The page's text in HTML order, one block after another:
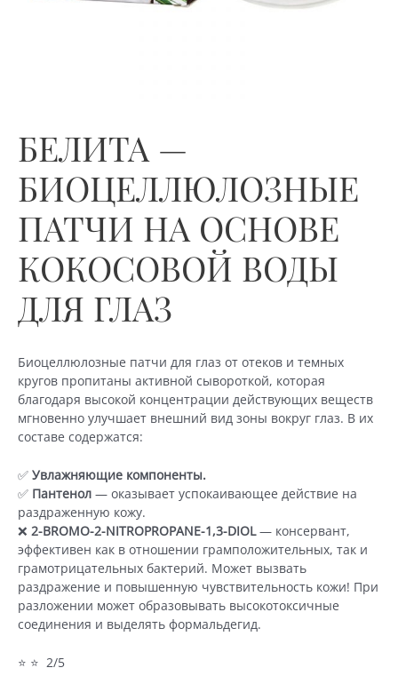
БЕЛИТА —
БИОЦЕЛЛЮЛОЗНЫЕ
ПАТЧИ НА ОСНОВЕ
КОКОСОВОЙ ВОДЫ
ДЛЯ ГЛАЗ
Биоцеллюлозные патчи для глаз от отеков и темных
кругов пропитаны активной сывороткой, которая
благодаря высокой концентрации действующих веществ
мгновенно улучшает внешний вид зоны вокруг глаз. В их
составе содержатся:
✅ Увлажняющие компоненты.
✅ Пантенол — оказывает успокаивающее действие на
раздраженную кожу.
❌ 2-BROMO-2-NITROPROPANE-1,3-DIOL— консервант,
эффективен как в отношении грамположительных, так и
грамотрицательных бактерий. Может вызвать
раздражение и повышенную чувствительность кожи! При
разложении может образовывать высокотоксичные
соединения и выделять формальдегид.
⭐ ⭐ 2/5